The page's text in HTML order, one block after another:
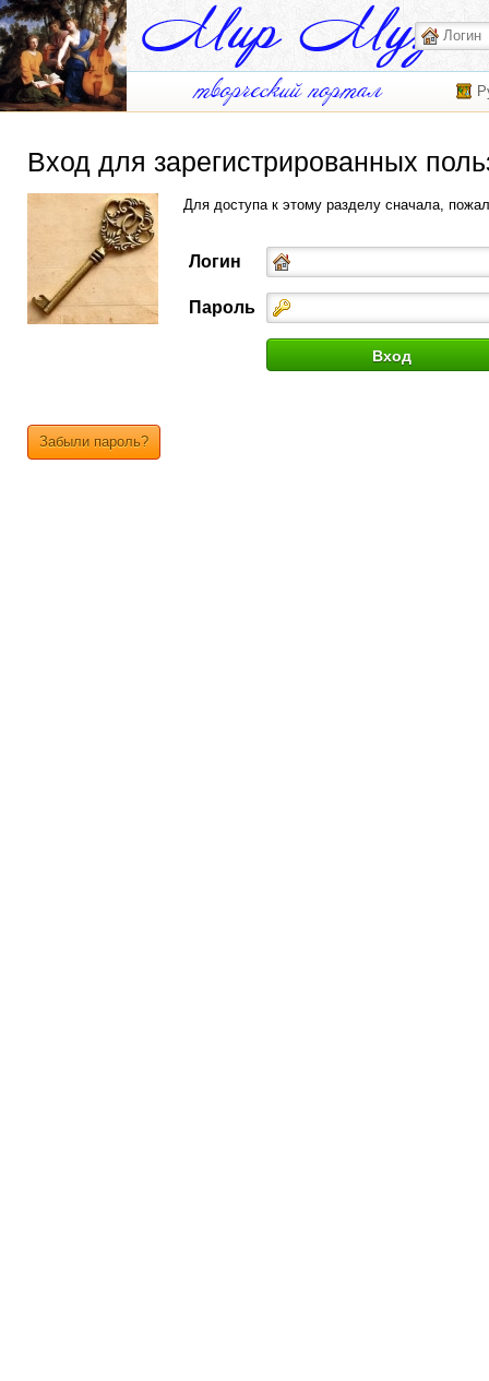
Вход для зарегистрированных
Для доступа к этому разделу сначала,
Логин
Пароль
Забыли пароль?